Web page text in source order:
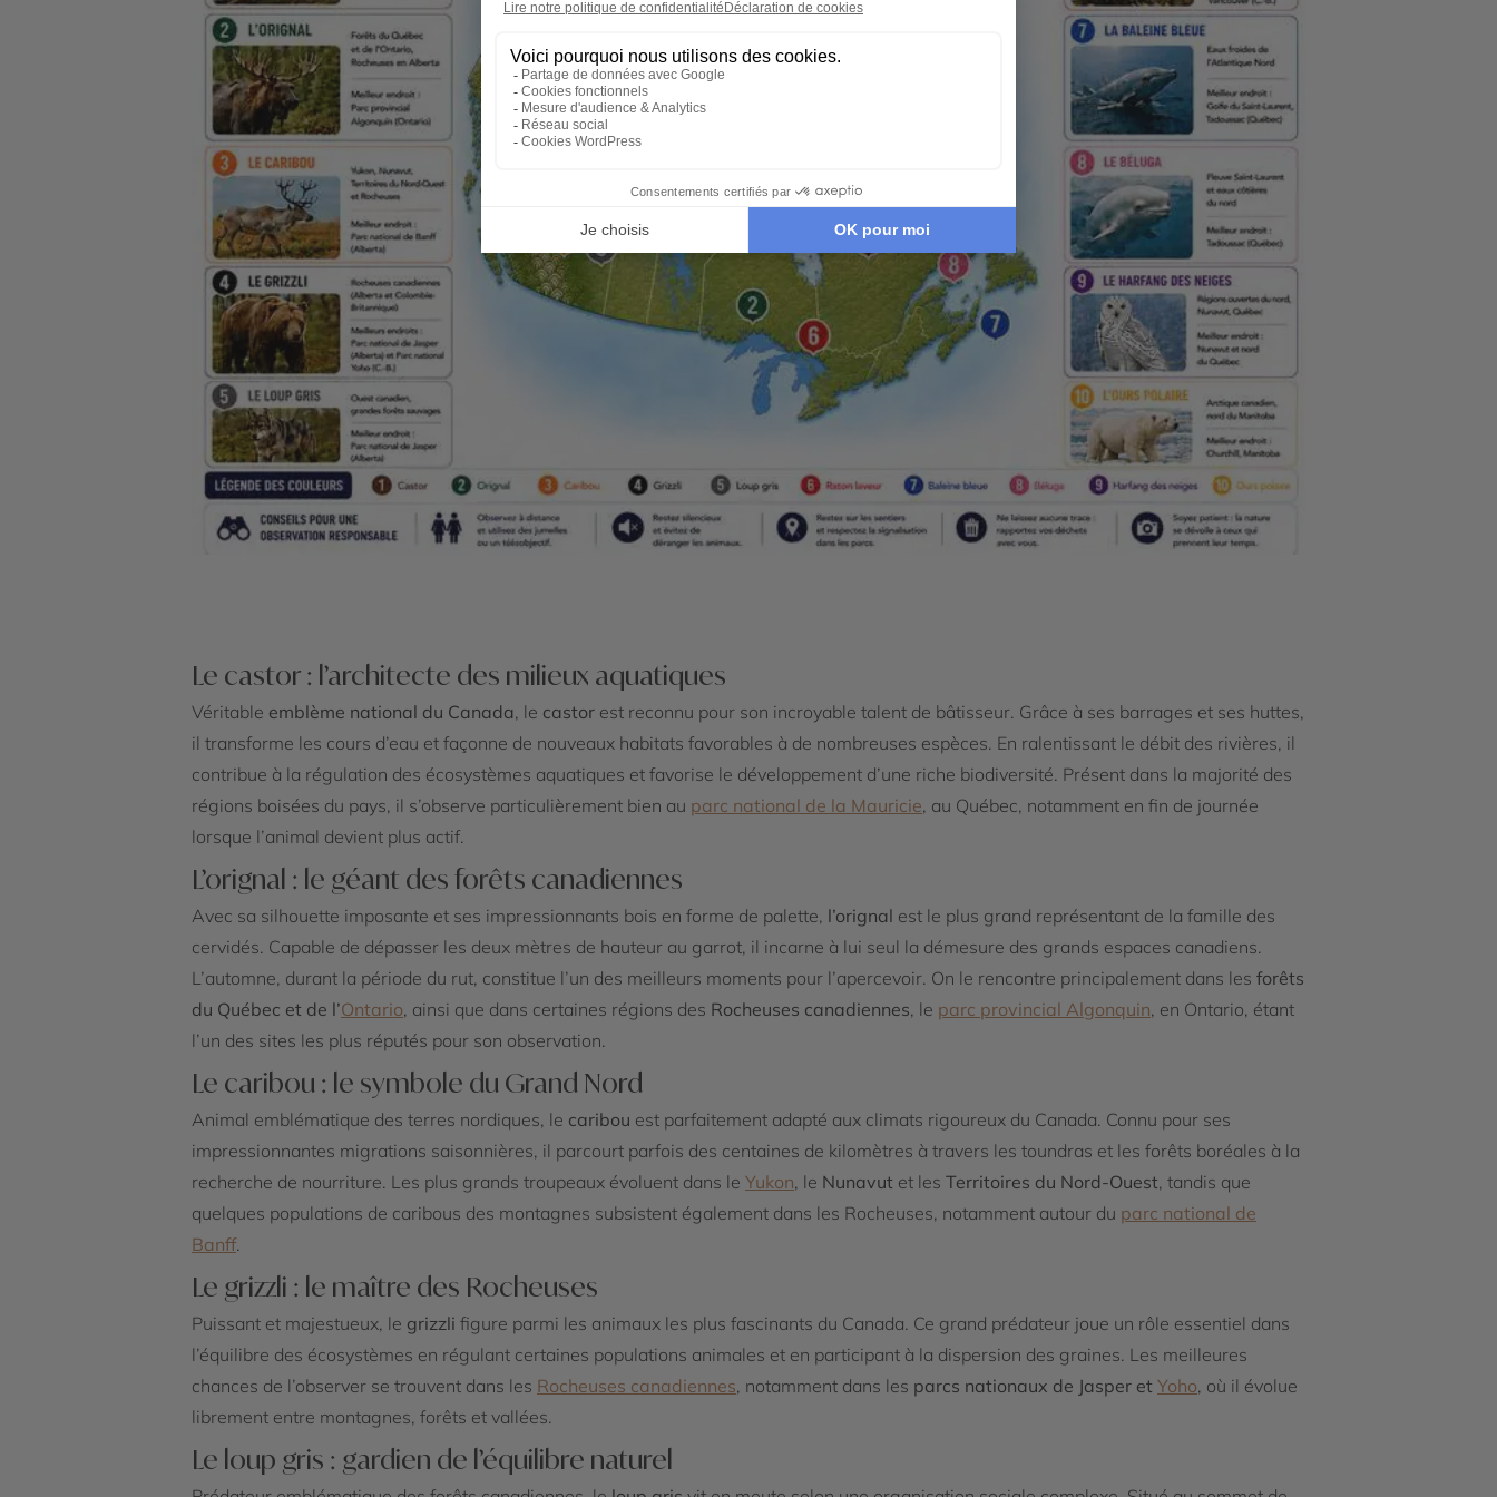
Le castor : l’architecte des milieux aquatiques
Véritable emblème national du Canada, le castor est reconnu pour son incroyable talent de bâtisseur. Grâce à ses barrages et ses huttes,
il transforme les cours d’eau et façonne de nouveaux habitats favorables à de nombreuses espèces. En ralentissant le débit des rivières, il
contribue à la régulation des écosystèmes aquatiques et favorise le développement d’une riche biodiversité. Présent dans la majorité des
régions boisées du pays, il s’observe particulièrement bien au parc national de la Mauricie, au Québec, notamment en fin de journée
lorsque l’animal devient plus actif.
L’orignal : le géant des forêts canadiennes
Avec sa silhouette imposante et ses impressionnants bois en forme de palette, l’orignal est le plus grand représentant de la famille des
cervidés. Capable de dépasser les deux mètres de hauteur au garrot, il incarne à lui seul la démesure des grands espaces canadiens.
L’automne, durant la période du rut, constitue l’un des meilleurs moments pour l’apercevoir. On le rencontre principalement dans les forêts
du Québec et de l’Ontario, ainsi que dans certaines régions des Rocheuses canadiennes, le parc provincial Algonquin, en Ontario, étant
l’un des sites les plus réputés pour son observation.
Le caribou : le symbole du Grand Nord
Animal emblématique des terres nordiques, le caribou est parfaitement adapté aux climats rigoureux du Canada. Connu pour ses
impressionnantes migrations saisonnières, il parcourt parfois des centaines de kilomètres à travers les toundras et les forêts boréales à la
recherche de nourriture. Les plus grands troupeaux évoluent dans le Yukon, le Nunavut et les Territoires du Nord-Ouest, tandis que
quelques populations de caribous des montagnes subsistent également dans les Rocheuses, notamment autour du parc national de
Banff.
Le grizzli : le maître des Rocheuses
Puissant et majestueux, le grizzli figure parmi les animaux les plus fascinants du Canada. Ce grand prédateur joue un rôle essentiel dans
l’équilibre des écosystèmes en régulant certaines populations animales et en participant à la dispersion des graines. Les meilleures
chances de l’observer se trouvent dans les Rocheuses canadiennes, notamment dans les parcs nationaux de Jasper et Yoho, où il évolue
librement entre montagnes, forêts et vallées.
Le loup gris : gardien de l’équilibre naturel